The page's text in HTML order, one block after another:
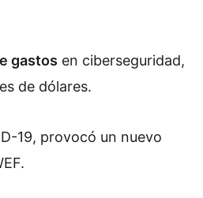
gastos en ciberseguridad,
de dólares.
19, provocó un nuevo